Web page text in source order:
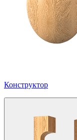
Конструктор